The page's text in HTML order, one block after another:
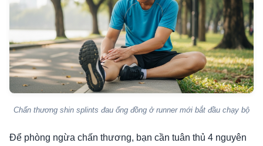
Chấn thương shin splints đau ống đồng ở runner mới bắt đầu chạy bộ
Để phòng ngừa chấn thương, bạn cần tuân thủ 4 nguyên